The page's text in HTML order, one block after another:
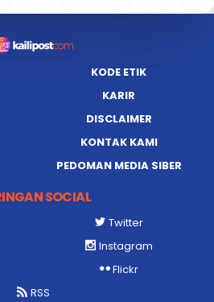
KODE ETIK
KARIR
DISCLAIMER
KONTAK KAMI
PEDOMAN MEDIA SIBER
SOCIAL
Twitter
Instagram
Flickr
RSS